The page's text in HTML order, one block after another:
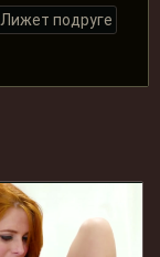
Лижет подруге